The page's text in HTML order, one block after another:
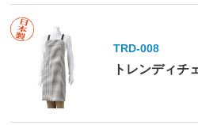
TRD-008
トレンディチ